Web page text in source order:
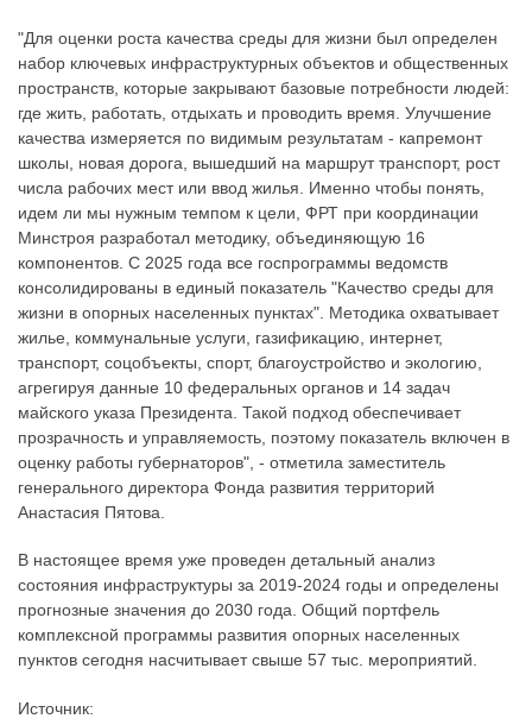
"Для оценки роста качества среды для жизни был определен
набор ключевых инфраструктурных объектов и общественных
пространств, которые закрывают базовые потребности людей:
где жить, работать, отдыхать и проводить время. Улучшение
качества измеряется по видимым результатам - капремонт
школы, новая дорога, вышедший на маршрут транспорт, рост
числа рабочих мест или ввод жилья. Именно чтобы понять,
идем ли мы нужным темпом к цели, ФРТ при координации
Минстроя разработал методику, объединяющую 16
компонентов. С 2025 года все госпрограммы ведомств
консолидированы в единый показатель "Качество среды для
жизни в опорных населенных пунктах". Методика охватывает
жилье, коммунальные услуги, газификацию, интернет,
транспорт, соцобъекты, спорт, благоустройство и экологию,
агрегируя данные 10 федеральных органов и 14 задач
майского указа Президента. Такой подход обеспечивает
прозрачность и управляемость, поэтому показатель включен в
оценку работы губернаторов", - отметила заместитель
генерального директора Фонда развития территорий
Анастасия Пятова.
В настоящее время уже проведен детальный анализ
состояния инфраструктуры за 2019-2024 годы и определены
прогнозные значения до 2030 года. Общий портфель
комплексной программы развития опорных населенных
пунктов сегодня насчитывает свыше 57 тыс. мероприятий.
Источник: